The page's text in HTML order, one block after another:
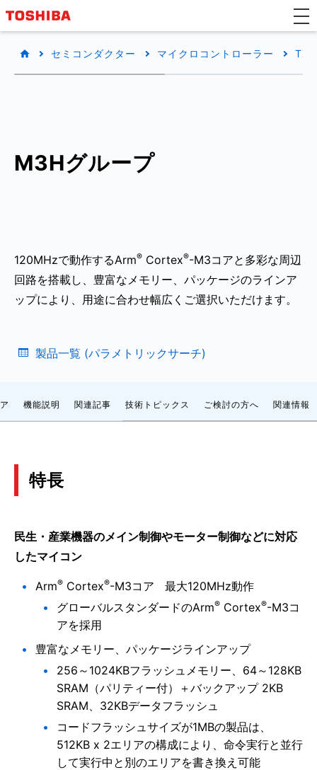
セミコンダクター マイクロコントローラー
M3Hグループ
120MHzで動作するArm® Cortex®-M3コアと多彩な周辺
回路を搭載し、豊富なメモリー、パッケージのラインア
ップにより、用途に合わせ幅広くご選択いただけます。
製品一覧 (パラメトリックサーチ)
機能説明 関連記事 技術トピックス ご検討の方へ 関連情報
特長
民生・産業機器のメイン制御やモーター制御などに対応
したマイコン
Arm® Cortex®-M3コア 最大120MHz動作
グローバルスタンダードのArm® Cortex®-M3コ
アを採用
豊富なメモリー、パッケージラインアップ
256～1024KBフラッシュメモリー、64～128KB
SRAM（パリティー付）＋バックアップ 2KB
SRAM、32KBデータフラッシュ
コードフラッシュサイズが1MBの製品は、
512KB x 2エリアの構成により、命令実行と並行
して実行中と別のエリアを書き換え可能